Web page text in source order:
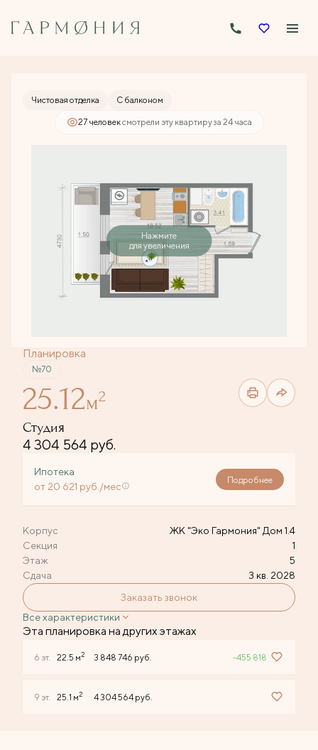
Студия25.12 м2
4 304 564 руб.
Чистовая отделка С балконом
27 человексмотрели эту квартиру за 24 часа
Нажмите
для увеличения
Планировка
№70
25.12м2
Студия
4 304 564 руб.
Ипотека
от 20 621 руб./мес
Подробнее
Корпус
ЖК "Эко Гармония" Дом 1.4
Секция
1
Этаж
5
Сдача
3 кв. 2028
Заказать звонок
Все характеристики
Эта планировка на других этажах
6 эт. 22.5 м2 3 848 746 руб. -455 818
9 эт. 25.1 м2 4 304 564 руб.